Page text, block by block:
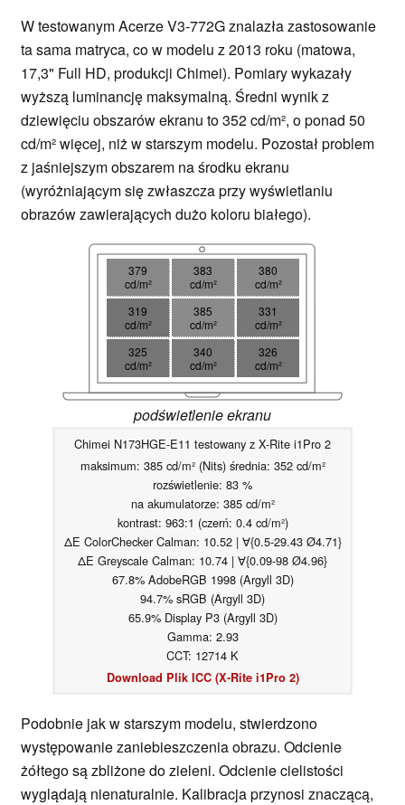
W testowanym Acerze V3-772G znalazła zastosowanie
ta sama matryca, co w modelu z 2013 roku (matowa,
17,3" Full HD, produkcji Chimei). Pomiary wykazały
wyższą luminancję maksymalną. Średni wynik z
dziewięciu obszarów ekranu to 352 cd/m², o ponad 50
cd/m² więcej, niż w starszym modelu. Pozostał problem
z jaśniejszym obszarem na środku ekranu
(wyróżniającym się zwłaszcza przy wyświetlaniu
obrazów zawierających dużo koloru białego).
379
cd/m²
383
cd/m²
380
cd/m²
319
cd/m²
385
cd/m²
331
cd/m²
325
cd/m²
340
cd/m²
326
cd/m²
podświetlenie ekranu
Chimei N173HGE-E11 testowany z X-Rite i1Pro 2
maksimum: 385 cd/m² (Nits) średnia: 352 cd/m²
rozświetlenie: 83 %
na akumulatorze: 385 cd/m²
kontrast: 963:1 (czerń: 0.4 cd/m²)
ΔE ColorChecker Calman: 10.52 | ∀{0.5-29.43 Ø4.71}
ΔE Greyscale Calman: 10.74 | ∀{0.09-98 Ø4.96}
67.8% AdobeRGB 1998 (Argyll 3D)
94.7% sRGB (Argyll 3D)
65.9% Display P3 (Argyll 3D)
Gamma: 2.93
CCT: 12714 K
Download Plik ICC (X-Rite i1Pro 2)
Podobnie jak w starszym modelu, stwierdzono
występowanie zaniebieszczenia obrazu. Odcienie
żółtego są zbliżone do zieleni. Odcienie cielistości
wyglądają nienaturalnie. Kalibracja przynosi znaczącą,